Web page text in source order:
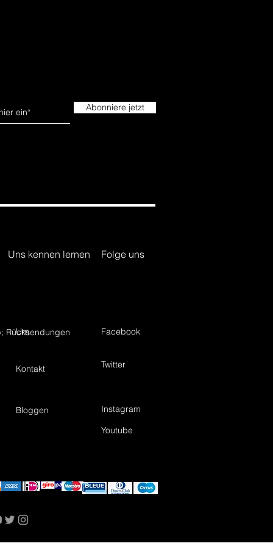
Abonniere jetzt
Uns kennen lernen Folge uns
Rücksendungen
Um
Kontakt
Facebook
Twitter
Bloggen
Instagram
Youtube